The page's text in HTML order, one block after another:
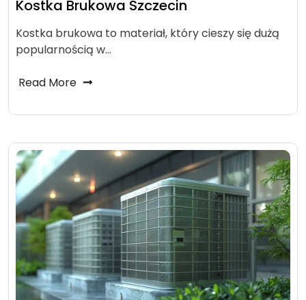
Kostka Brukowa Szczecin
Kostka brukowa to materiał, który cieszy się dużą
popularnością w…
Read More